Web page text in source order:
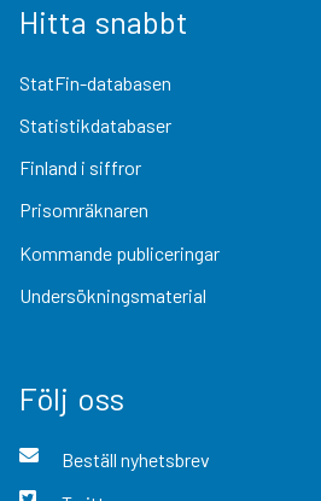
Hitta snabbt
StatFin-databasen
Statistikdatabaser
Finland i siffror
Prisomräknaren
Kommande publiceringar
Undersökningsmaterial
Följ oss
Beställ nyhetsbrev